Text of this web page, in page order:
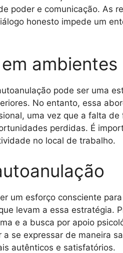
poder e comunicação. As
honesto impede um
pode ser uma
No entanto, essa
uma vez que a falta
perdidas. É
no local de trabalho.
um esforço consciente
levam a essa estratégia.
e a busca por apoio
a se expressar de maneira
autênticos e satisfatórios.